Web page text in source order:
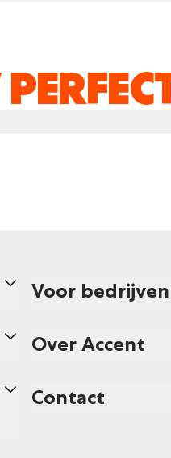
Voor bedrijven
Over Accent
Contact